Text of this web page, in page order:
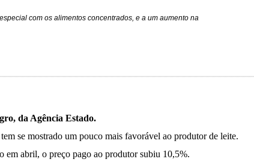
com os alimentos concentrados, e a um aumento na
da Agência Estado.
se mostrado um pouco mais favorável ao produtor de leite.
em abril, o preço pago ao produtor subiu 10,5%.